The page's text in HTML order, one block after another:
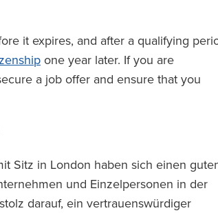
it expires, and after a qualifying
one year later. If you are
a job offer and ensure that you
Sitz in London haben sich einen
und Einzelpersonen in der
darauf, ein vertrauenswürdiger